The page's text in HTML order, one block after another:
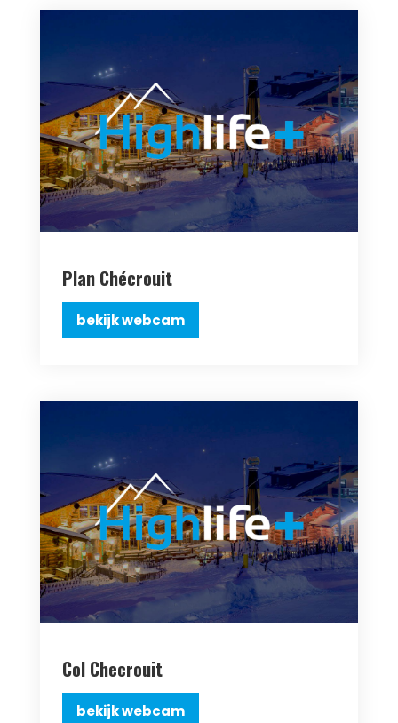
Plan Chécrouit
bekijk webcam
Col Checrouit
bekijk webcam